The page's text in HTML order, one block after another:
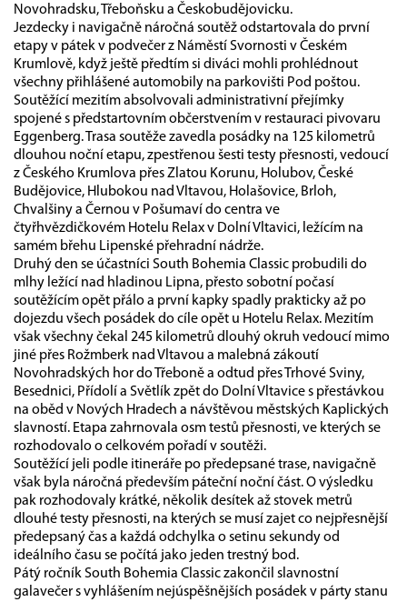
Novohradsku, Třeboňsku a Českobudějovicku.
Jezdecky i navigačně náročná soutěž odstartovala do první
etapy v pátek v podvečer z Náměstí Svornosti v Českém
Krumlově, když ještě předtím si diváci mohli prohlédnout
všechny přihlášené automobily na parkovišti Pod poštou.
Soutěžící mezitím absolvovali administrativní přejímky
spojené s předstartovním občerstvením v restauraci pivovaru
Eggenberg. Trasa soutěže zavedla posádky na 125 kilometrů
dlouhou noční etapu, zpestřenou šesti testy přesnosti, vedoucí
z Českého Krumlova přes Zlatou Korunu, Holubov, České
Budějovice, Hlubokou nad Vltavou, Holašovice, Brloh,
Chvalšiny a Černou v Pošumaví do centra ve
čtyřhvězdičkovém Hotelu Relax v Dolní Vltavici, ležícím na
samém břehu Lipenské přehradní nádrže.
Druhý den se účastníci South Bohemia Classic probudili do
mlhy ležící nad hladinou Lipna, přesto sobotní počasí
soutěžícím opět přálo a první kapky spadly prakticky až po
dojezdu všech posádek do cíle opět u Hotelu Relax. Mezitím
však všechny čekal 245 kilometrů dlouhý okruh vedoucí mimo
jiné přes Rožmberk nad Vltavou a malebná zákoutí
Novohradských hor do Třeboně a odtud přes Trhové Sviny,
Besednici, Přídolí a Světlík zpět do Dolní Vltavice s přestávkou
na oběd v Nových Hradech a návštěvou městských Kaplických
slavností. Etapa zahrnovala osm testů přesnosti, ve kterých se
rozhodovalo o celkovém pořadí v soutěži.
Soutěžící jeli podle itineráře po předepsané trase, navigačně
však byla náročná především páteční noční část. O výsledku
pak rozhodovaly krátké, několik desítek až stovek metrů
dlouhé testy přesnosti, na kterých se musí zajet co nejpřesnější
předepsaný čas a každá odchylka o setinu sekundy od
ideálního času se počítá jako jeden trestný bod.
Pátý ročník South Bohemia Classic zakončil slavnostní
galavečer s vyhlášením nejúspěšnějších posádek v párty stanu